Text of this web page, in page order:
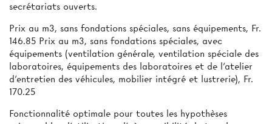
secrétariats ouverts.
Prix au m3, sans fondations spéciales, sans équipements, Fr.
146.85 Prix au m3, sans fondations spéciales, avec
équipements (ventilation générale, ventilation spéciale des
laboratoires, équipements des laboratoires et de l’atelier
d’entretien des véhicules, mobilier intégré et lustrerie), Fr.
170.25
Fonctionnalité optimale pour toutes les hypothèses